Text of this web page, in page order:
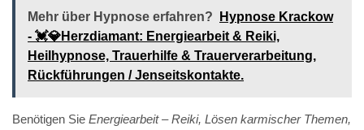
Mehr über Hypnose erfahren?
Hypnose Krackow
- 💓️💎Herzdiamant: Energiearbeit & Reiki,
Heilhypnose, Trauerhilfe & Trauerverarbeitung,
Rückführungen / Jenseitskontakte.
Benötigen Sie Energiearbeit – Reiki, Lösen karmischer Themen,